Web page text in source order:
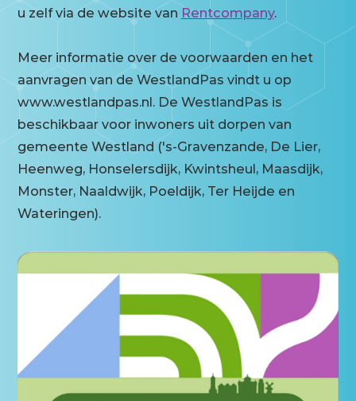
u zelf via de website van Rentcompany.
Meer informatie over de voorwaarden en het
aanvragen van de WestlandPas vindt u op
www.westlandpas.nl. De WestlandPas is
beschikbaar voor inwoners uit dorpen van
gemeente Westland ('s-Gravenzande, De Lier,
Heenweg, Honselersdijk, Kwintsheul, Maasdijk,
Monster, Naaldwijk, Poeldijk, Ter Heijde en
Wateringen).